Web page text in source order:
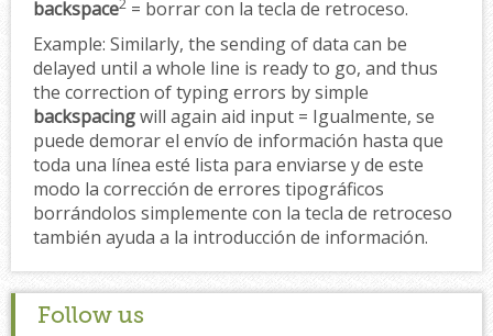
backspace = borrar con la tecla de retroceso.
Example: Similarly, the sending of data can be
delayed until a whole line is ready to go, and thus
the correction of typing errors by simple
backspacingwill again aid input = Igualmente, se
puede demorar el envío de información hasta que
toda una línea esté lista para enviarse y de este
modo la corrección de errores tipográficos
borrándolos simplemente con la tecla de retroceso
también ayuda a la introducción de información.
Follow us